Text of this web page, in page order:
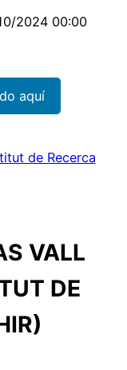
2024 00:00
aquí
de Recerca
VALL
DE